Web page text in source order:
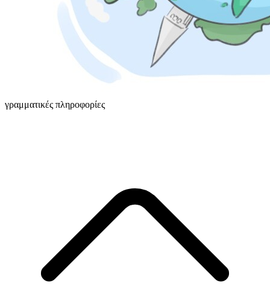
γραμματικές πληροφορίες